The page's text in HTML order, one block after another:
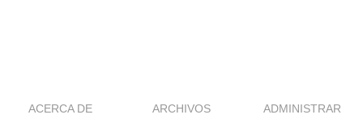
ACERCA DE ARCHIVOS ADMINISTRAR